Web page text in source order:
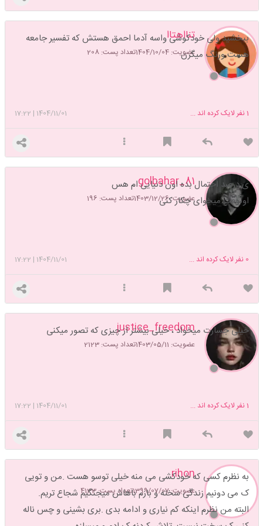
تنااهتاا
عضویت: 1404/10/04 تعداد پست: 208
ببخشید ولی خودکوشی واسه آدما احمق هستش که تفسیر جامعه
هست ورنگ میگرن
1404/11/01
|
17:22 1نفر لایک کرده اند ...
golbahar_81
عضویت: 1403/12/26 تعداد پست: 196
ی درصد احتمال بده اون دنیایی ام هس
اونوقت میخوای چکار کنی
1404/11/01
|
17:22 0 نفر لایک کرده اند ...
justice_freedom
عضویت: 1403/05/11 تعداد پست: 2123
خیلی جسارت میخواد ، خیلی بیشتر از چیزی که تصور میکنی
1404/11/01
|
17:22 1نفر لایک کرده اند ...
rihon
عضویت: 1399/07/07 تعداد پست: 4133
به نظرم کسی که خودکشی می منه خیلی توسو هست .من و تویی
ک می دونیم زندگی سخته و بازم باهاش میجنگیم شجاع تریم.
البته من نظرم اینکه کم نیاری و ادامه بدی .بری بشینی و چس ناله